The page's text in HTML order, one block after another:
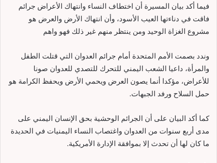
فيما أكد بيان المسيرة أن اختطاف النساء وانتهاك الأعراض جرائم
فاقت في دناءتها العيب الأسود، وأن انتهاك الأرض والعرض هو
مشروع الغزاة الوحيد ومن ينتظر منهم غير ذلك فهو واهم
وندد بصمت الأمم المتحدة أمام جرائم العدوان التي قتلت الطفل
والمرأة، داعيا الشعب اليمني للتحرك للتصدي للعدوان صونا
للأعراض، مؤكدا أنما يصون العرض ويحمي الأرض ويحفظ الكرامة هو
حمل السلاح ورفد الجبهات.
كما أكد البيان على أن الجرائم الوحشية بحق الإنسان اليمني على
مدى أربع سنوات من العدوان واغتصاب النساء اليمنيات في الحديدة
ما كان لها أن تحدث إلا بموافقة الإدارة الأمريكية.